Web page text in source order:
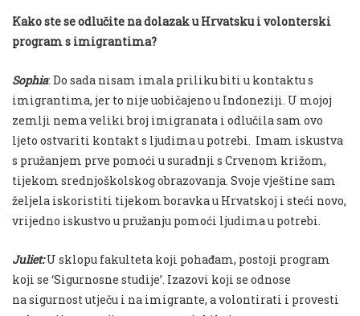
Kako ste se odlučite na dolazak u Hrvatsku i volonterski
program s imigrantima?
Sophia: Do sada nisam imala priliku biti u kontaktu s
imigrantima, jer to nije uobičajeno u Indoneziji. U mojoj
zemlji nema veliki broj imigranata i odlučila sam ovo
ljeto ostvariti kontakt s ljudima u potrebi. Imam iskustva
s pružanjem prve pomoći u suradnji s Crvenom križom,
tijekom srednjoškolskog obrazovanja. Svoje vještine sam
željela iskoristiti tijekom boravka u Hrvatskoj i steći novo,
vrijedno iskustvo u pružanju pomoći ljudima u potrebi.
Juliet:U sklopu fakulteta koji pohađam, postoji program
koji se ‘Sigurnosne studije’. Izazovi koji se odnose
na sigurnost utječu i na imigrante, a volontirati i provesti